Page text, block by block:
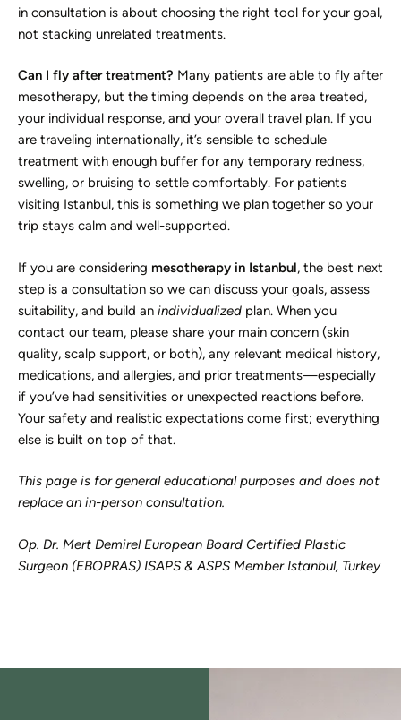
in consultation is about choosing the right tool for your goal,
not stacking unrelated treatments.
Can I fly after treatment? Many patients are able to fly after
mesotherapy, but the timing depends on the area treated,
your individual response, and your overall travel plan. If you
are traveling internationally, it’s sensible to schedule
treatment with enough buffer for any temporary redness,
swelling, or bruising to settle comfortably. For patients
visiting Istanbul, this is something we plan together so your
trip stays calm and well-supported.
If you are considering mesotherapy in Istanbul, the best next
step is a consultation so we can discuss your goals, assess
suitability, and build an individualized plan. When you
contact our team, please share your main concern (skin
quality, scalp support, or both), any relevant medical history,
medications, and allergies, and prior treatments—especially
if you’ve had sensitivities or unexpected reactions before.
Your safety and realistic expectations come first; everything
else is built on top of that.
This page is for general educational purposes and does not
replace an in-person consultation.
Op. Dr. Mert Demirel European Board Certified Plastic
Surgeon (EBOPRAS) ISAPS & ASPS Member Istanbul, Turkey